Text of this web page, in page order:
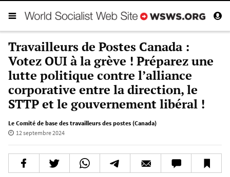
Travailleurs de Postes Canada :
Votez OUI à la grève ! Préparez une
lutte politique contre l’alliance
corporative entre la direction, le
STTP et le gouvernement libéral !
Le Comité de base des travailleurs des postes (Canada)
12 septembre 2024